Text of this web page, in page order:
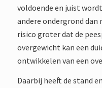
voldoende en juist
andere ondergrond
risico groter dat de
overgewicht kan een
ontwikkelen van een
Daarbij heeft de stand